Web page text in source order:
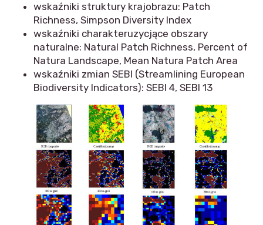
wskaźniki struktury krajobrazu: Patch
Richness, Simpson Diversity Index
wskaźniki charakteruzycjące obszary
naturalne: Natural Patch Richness, Percent of
Natura Landscape, Mean Natura Patch Area
wskaźniki zmian SEBI (Streamlining European
Biodiversity Indicators): SEBI 4, SEBI 13